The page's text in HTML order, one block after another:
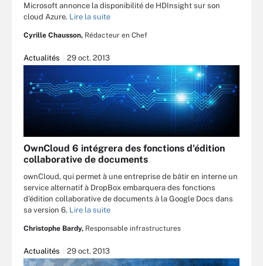
Microsoft annonce la disponibilité de HDInsight sur son
cloud Azure. Lire la suite
Cyrille Chausson, Rédacteur en Chef
Actualités 29 oct. 2013
OwnCloud 6 intégrera des fonctions d'édition
collaborative de documents
ownCloud, qui permet à une entreprise de bâtir en interne un
service alternatif à DropBox embarquera des fonctions
d'édition collaborative de documents à la Google Docs dans
sa version 6. Lire la suite
Christophe Bardy, Responsable infrastructures
Actualités 29 oct. 2013